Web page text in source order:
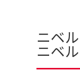
ニベ
ニベ